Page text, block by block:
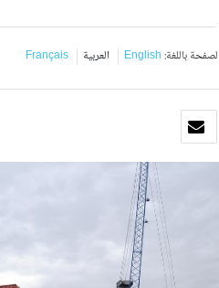
باللغة:English العربية Français